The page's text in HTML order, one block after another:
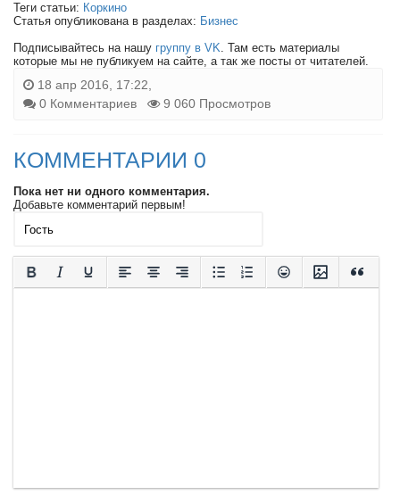
Теги статьи: Коркино
Статья опубликована в разделах: Бизнес
Подписывайтесь на нашу группу в VK. Там есть материалы
которые мы не публикуем на сайте, а так же посты от читателей.
18 апр 2016, 17:22,
0 Комментариев
9 060 Просмотров
КОММЕНТАРИИ 0
Пока нет ни одного комментария.
Добавьте комментарий первым!